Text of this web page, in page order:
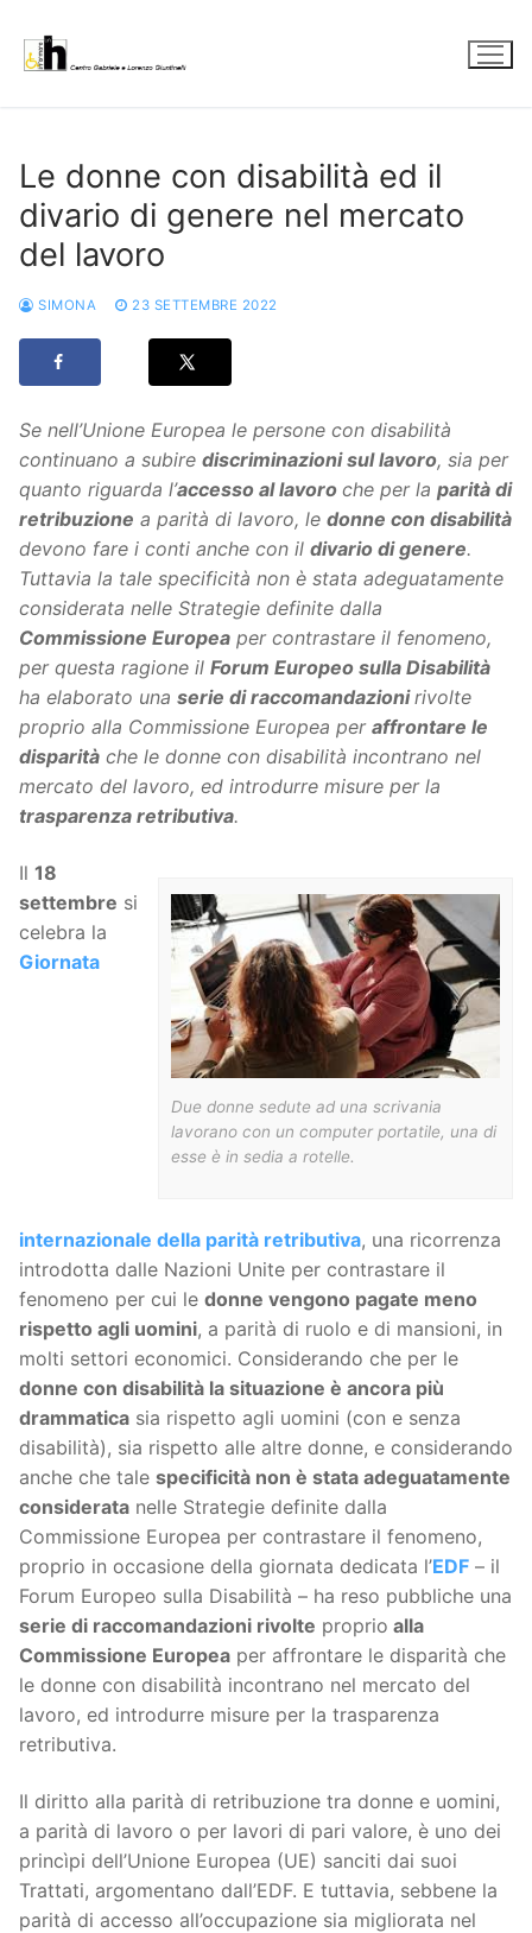
contenuto
Le donne con disabilità ed il
divario di genere nel mercato
del lavoro
SIMONA 23 SETTEMBRE 2022
Se nell’Unione Europea le persone con disabilità
continuano a subire discriminazioni sul lavoro, sia per
quanto riguarda l’accesso al lavoro che per la parità di
retribuzione a parità di lavoro, le donne con disabilità
devono fare i conti anche con il divario di genere.
Tuttavia la tale specificità non è stata adeguatamente
considerata nelle Strategie definite dalla
Commissione Europea per contrastare il fenomeno,
per questa ragione il Forum Europeo sulla Disabilità
ha elaborato una serie di raccomandazionirivolte
proprio alla Commissione Europea per affrontare le
disparità che le donne con disabilità incontrano nel
mercato del lavoro, ed introdurre misure per la
trasparenza retributiva.
Due donne sedute ad una scrivania
lavorano con un computer portatile, una di
esse è in sedia a rotelle.
Il 18
settembre si
celebra la
Giornata
internazionale della parità retributiva, una ricorrenza
introdotta dalle Nazioni Unite per contrastare il
fenomeno per cui le donne vengono pagate meno
rispetto agli uomini, a parità di ruolo e di mansioni, in
molti settori economici. Considerando che per le
donne con disabilità la situazione è ancora più
drammatica sia rispetto agli uomini (con e senza
disabilità), sia rispetto alle altre donne, e considerando
anche che tale specificità non è stata adeguatamente
considerata nelle Strategie definite dalla
Commissione Europea per contrastare il fenomeno,
proprio in occasione della giornata dedicata l’EDF – il
Forum Europeo sulla Disabilità – ha reso pubbliche una
serie di raccomandazioni rivolte proprio alla
Commissione Europea per affrontare le disparità che
le donne con disabilità incontrano nel mercato del
lavoro, ed introdurre misure per la trasparenza
retributiva.
Il diritto alla parità di retribuzione tra donne e uomini,
a parità di lavoro o per lavori di pari valore, è uno dei
princìpi dell’Unione Europea (UE) sanciti dai suoi
Trattati, argomentano dall’EDF. E tuttavia, sebbene la
parità di accesso all’occupazione sia migliorata nel